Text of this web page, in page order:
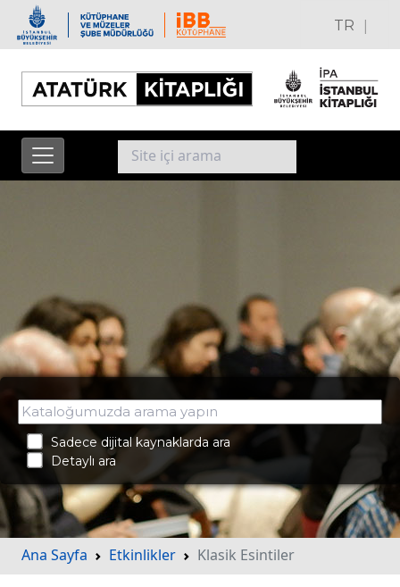
TR |
Sadece dijital kaynaklarda ara
Detaylı ara
Ana Sayfa Etkinlikler Klasik Esintiler